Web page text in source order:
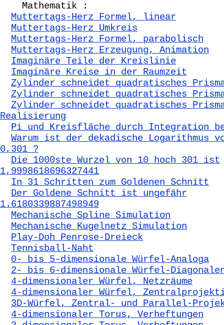
Mathematik :
Muttertags-Herz Formel, linear
Muttertags-Herz Umkreis
Muttertags-Herz Formel, parabolisch
Muttertags-Herz Erzeugung, Animation
Imaginäre Teile der Kreislinie
Imaginäre Kreise in der Raumzeit
Zylinder schneidet quadratisches
Zylinder schneidet quadratisches
Zylinder schneidet quadratisches
Realisierung
Pi und Kreisfläche durch Integration
Warum ist der dekadische Logarithmus
0,301 ?
Die 1000ste Wurzel von 10 hoch 301 ist
1,9998618696327441
In 31 Schritten zum Goldenen Schnitt
Der Goldene Schnitt ist ungefähr
1.6180339887498949
Mechanische Spline Simulation
Mechanische Kugelnetz Simulation
Play-Doh Penrose-Dreieck
Tennisball-Naht
0- bis 5-dimensionale Würfel-Analoga
2- bis 6-dimensionale Würfel-
4-dimensionaler Würfel, Netzräume
4-dimensionaler Würfel,
3D-Würfel, Zentral- und Parallel-
4-dimensionaler Torus, Verheftungen